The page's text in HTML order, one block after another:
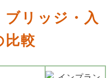
リッジ・入
比較